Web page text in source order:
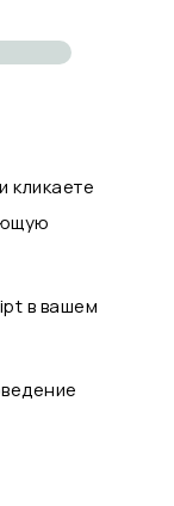
кликаете
в вашем